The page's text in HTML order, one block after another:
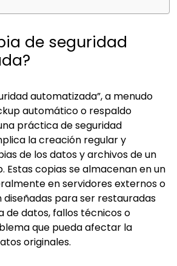
de seguridad
automatizada”, a menudo
automático o respaldo
práctica de seguridad
la creación regular y
de los datos y archivos de un
Estas copias se almacenan en un
en servidores externos o
diseñadas para ser restauradas
de datos, fallos técnicos o
que pueda afectar la
originales.